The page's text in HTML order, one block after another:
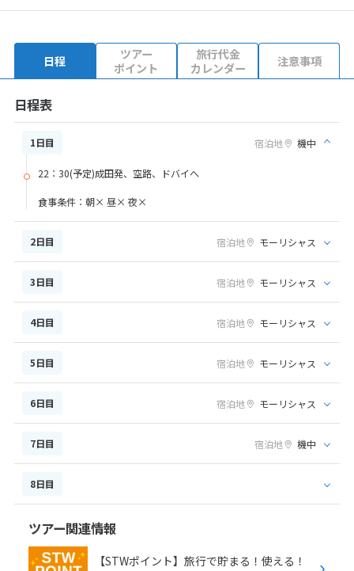
日程
ツアー
ポイント
旅行代金
カレンダー
注意事項
日程表
1日目 宿泊地 機中
22：30(予定)成田発、空路、ドバイへ
食事条件：朝× 昼× 夜×
2日目 宿泊地 モーリシャス
3日目 宿泊地 モーリシャス
4日目 宿泊地 モーリシャス
5日目 宿泊地 モーリシャス
6日目 宿泊地 モーリシャス
7日目 宿泊地 機中
8日目
ツアー関連情報
【STWポイント】旅行で貯まる！使える！